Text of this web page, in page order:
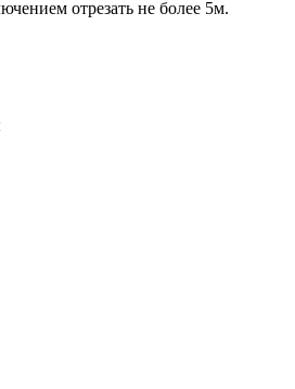
отрезать не более 5м.